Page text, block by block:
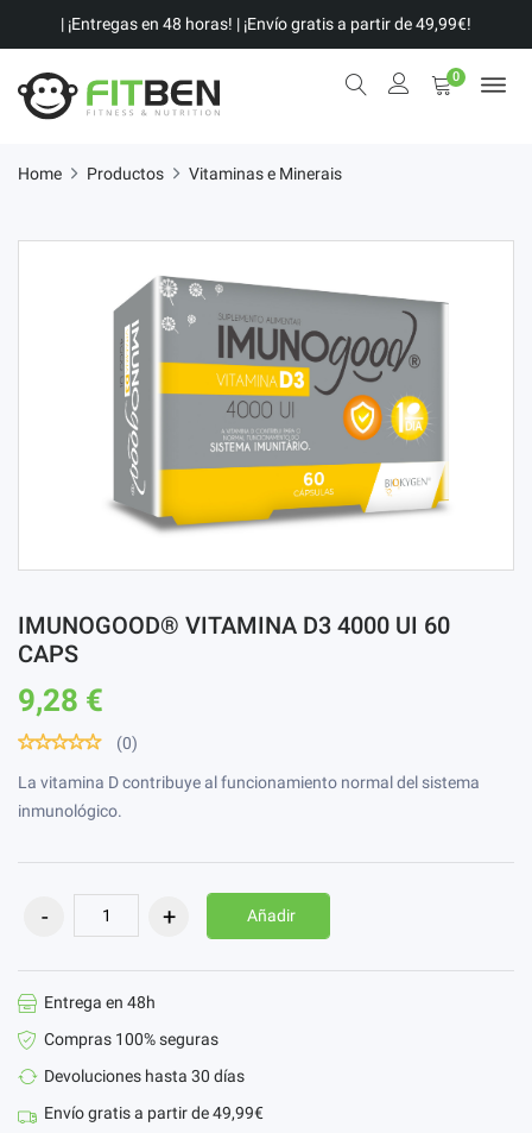
| ¡Entregas en 48 horas! | ¡Envío gratis a partir de 49,99€!
0
Home Productos Vitaminas e Minerais
IMUNOGOOD® VITAMINA D3 4000 UI 60
CAPS
9,28 €
(0)
La vitamina D contribuye al funcionamiento normal del sistema
inmunológico.
Añadir
Entrega en 48h
Compras 100% seguras
Devoluciones hasta 30 días
Envío gratis a partir de 49,99€